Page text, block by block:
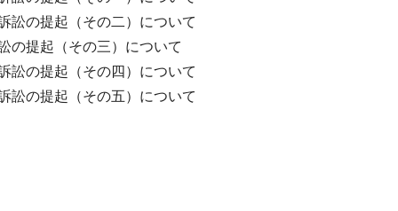
の提起（その二）について
提起（その三）について
の提起（その四）について
の提起（その五）について